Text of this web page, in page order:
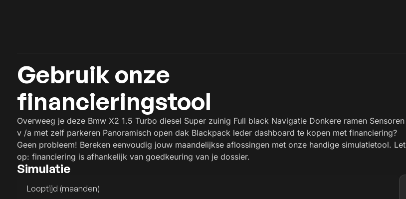
Gebruik onze
financieringstool
Overweeg je deze Bmw X2 1.5 Turbo diesel Super zuinig Full black Navigatie Donkere ramen Sensoren
v /a met zelf parkeren Panoramisch open dak Blackpack leder dashboard te kopen met financiering?
Geen probleem! Bereken eenvoudig jouw maandelijkse aflossingen met onze handige simulatietool. Let
op: financiering is afhankelijk van goedkeuring van je dossier.
Simulatie
Looptijd (maanden)